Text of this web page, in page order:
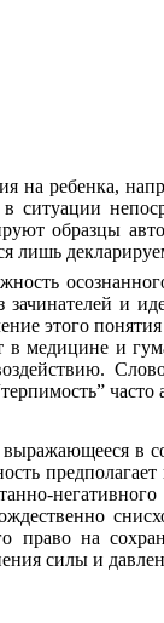
ребенка,
ситуации
образцы
лишь
и
этого
медицине и
в
право на
силы и